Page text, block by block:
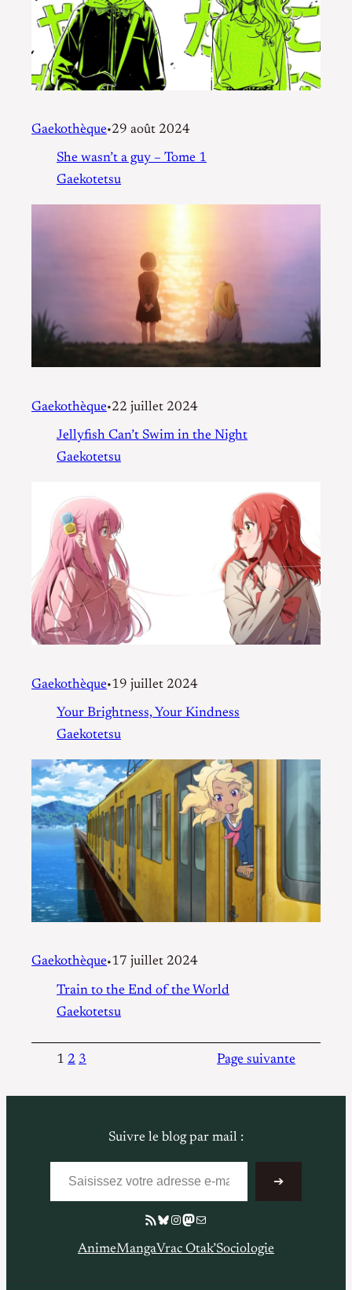
Gaekothèque•29 août 2024
She wasn’t a guy – Tome 1
Gaekotetsu
Gaekothèque•22 juillet 2024
Jellyfish Can’t Swim in the Night
Gaekotetsu
Gaekothèque•19 juillet 2024
Your Brightness, Your Kindness
Gaekotetsu
Gaekothèque•17 juillet 2024
Train to the End of the World
Gaekotetsu
1 2 3 Page suivante
Suivre le blog par mail :
Saisissez votre adresse e-mail…
➔
Flux RSSBluesky
Instagram
Mastodon
E-mail
AnimeMangaVrac Otak’Sociologie